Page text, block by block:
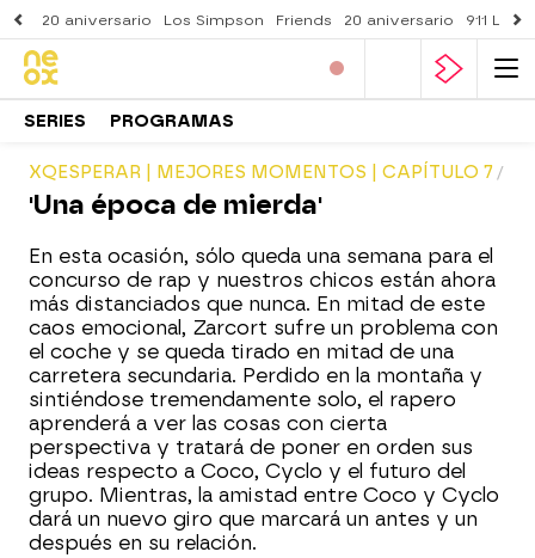
20 aniversario Los Simpson Friends 20 aniversario 911
SERIES PROGRAMAS
XQESPERAR | MEJORES MOMENTOS | CAPÍTULO 7
'Una época de mierda'
En esta ocasión, sólo queda una semana para el
concurso de rap y nuestros chicos están ahora
más distanciados que nunca. En mitad de este
caos emocional, Zarcort sufre un problema con
el coche y se queda tirado en mitad de una
carretera secundaria. Perdido en la montaña y
sintiéndose tremendamente solo, el rapero
aprenderá a ver las cosas con cierta
perspectiva y tratará de poner en orden sus
ideas respecto a Coco, Cyclo y el futuro del
grupo. Mientras, la amistad entre Coco y Cyclo
dará un nuevo giro que marcará un antes y un
después en su relación.